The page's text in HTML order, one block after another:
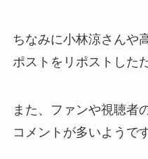
ちなみに小林涼さんや
ポストをリポストした
また、ファンや視聴者
コメントが多いようです